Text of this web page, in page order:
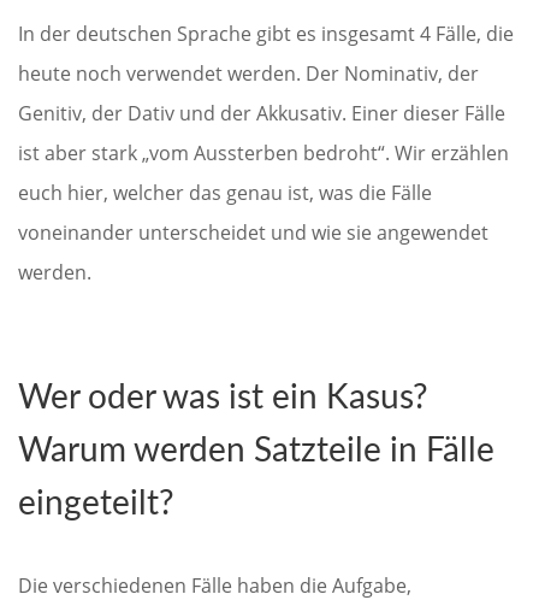
In der deutschen Sprache gibt es insgesamt 4 Fälle, die
heute noch verwendet werden. Der Nominativ, der
Genitiv, der Dativ und der Akkusativ. Einer dieser Fälle
ist aber stark „vom Aussterben bedroht“. Wir erzählen
euch hier, welcher das genau ist, was die Fälle
voneinander unterscheidet und wie sie angewendet
werden.
Wer oder was ist ein Kasus?
Warum werden Satzteile in Fälle
eingeteilt?
Die verschiedenen Fälle haben die Aufgabe,